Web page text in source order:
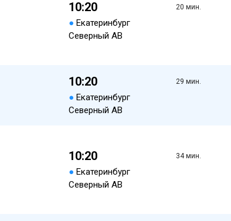
10:20
● Екатеринбург
Северный АВ
20 мин.
10:20
● Екатеринбург
Северный АВ
29 мин.
10:20
● Екатеринбург
Северный АВ
34 мин.